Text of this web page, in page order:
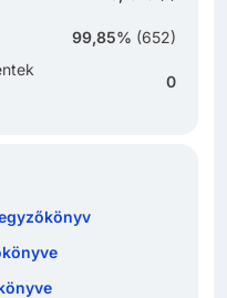
99,85% (652)
0